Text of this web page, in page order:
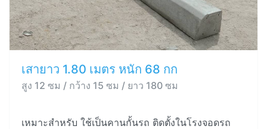
เสายาว 1.80 เมตร หนัก 68 กก
สูง 12 ซม / กว้าง 15 ซม / ยาว 180 ซม
เหมาะสำหรับ ใช้เป็นคานกั้นรถ ติดตั้งในโรงจอดรถ